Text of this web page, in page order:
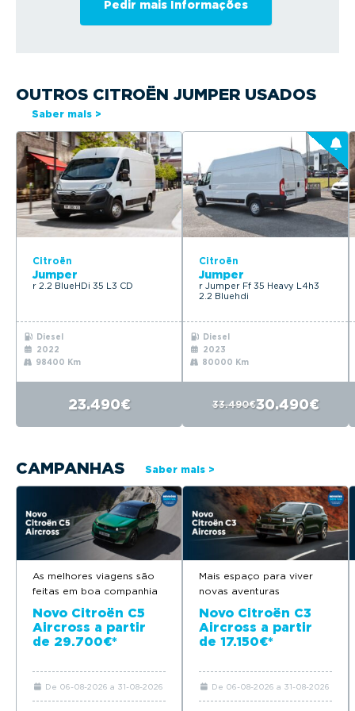
OUTROS CITROËN JUMPER USADOS
Saber mais >
Citroën
Jumper
r 2.2 BlueHDi 35 L3 CD
Diesel
2022
98400 Km
23.490€
Citroën
Jumper
r Jumper Ff 35 Heavy L4h3
2.2 Bluehdi
Diesel
2023
80000 Km
33.490€30.490€
CAMPANHAS Saber mais >
As melhores viagens são
feitas em boa companhia
Novo Citroën C5
Aircross a partir
de 29.700€*
De 06-08-2026 a 31-08-2026
Mais espaço para viver
novas aventuras
Novo Citroën C3
Aircross a partir
de 17.150€*
De 06-08-2026 a 31-08-2026